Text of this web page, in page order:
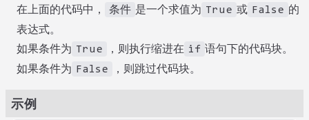
在上面的代码中， 条件 是一个求值为 True 或 False 的
表达式。
如果条件为 True ，则执行缩进在 if 语句下的代码块。
如果条件为 False ，则跳过代码块。
示例